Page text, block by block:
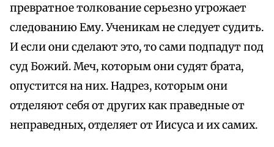
превратное толкование серьезно угрожает
следованию Ему. Ученикам не следует судить.
И если они сделают это, то сами подпадут под
суд Божий. Меч, которым они судят брата,
опустится на них. Надрез, которым они
отделяют себя от других как праведные от
неправедных, отделяет от Иисуса и их самих.